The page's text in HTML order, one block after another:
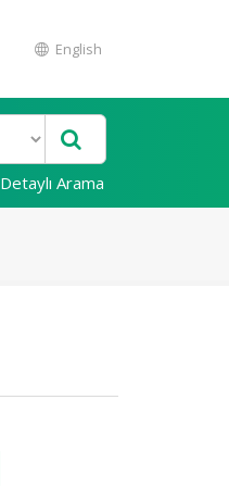
English
Detaylı Arama